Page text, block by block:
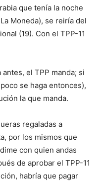
que tenía la noche
Moneda), se reiría del
(19). Con el TPP-11
el TPP manda; si
se haga entonces),
la que manda.
regaladas a
por los mismos que
con quien andas
de aprobar el TPP-11
habría que pagar